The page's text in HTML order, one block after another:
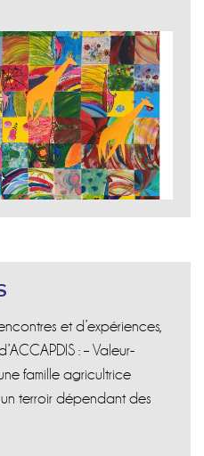
et d’expériences,
: – Valeur-
famille agricultrice
terroir dépendant des